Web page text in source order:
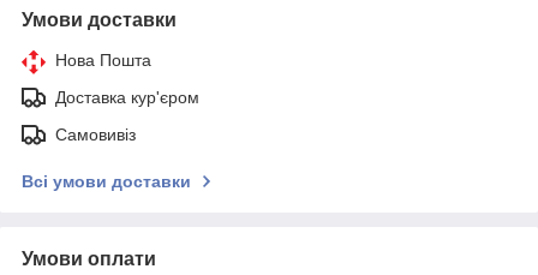
Умови доставки
Нова Пошта
Доставка кур'єром
Самовивіз
Всі умови доставки
Умови оплати